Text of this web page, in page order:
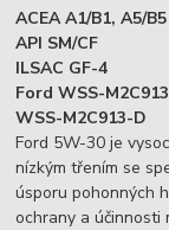
ACEA A1/B1,A5/B5
API SM/CF
ILSAC GF-4
Ford WSS-
WSS-M2C913-D
Ford 5W-30 je
nízkým třením se
úsporu pohonných
ochrany a účinnosti